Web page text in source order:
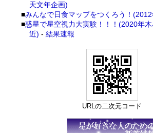
天文年企画)
■みんなで日食マップをつくろう！
■惑星で星空視力大実験！！！(2020年
近) -結果速報
URLの二次元コード